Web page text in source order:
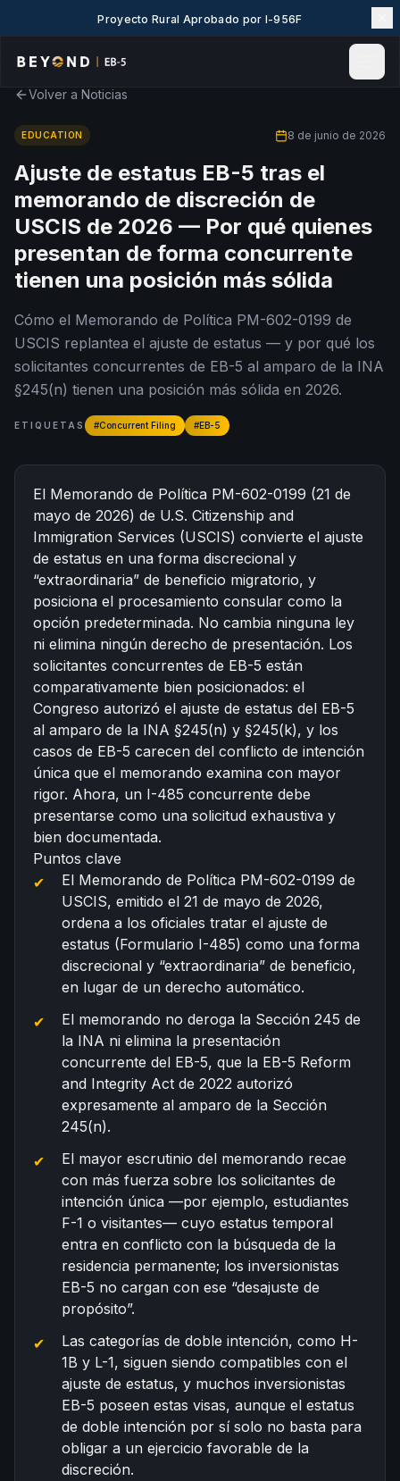
Proyecto Rural Aprobado por I-956F
Noticias e Insights
Eventos
Proyectos
Explorar EB-5
Contacto
LANGUAGE
English 简体中文
繁體中文 Tiếng Việt
한국어
Consulta gratis
Volver a Noticias
EDUCATION 8 de junio de 2026
Ajuste de estatus EB-5 tras el
memorando de discreción de
USCIS de 2026 — Por qué quienes
presentan de forma concurrente
tienen una posición más sólida
Cómo el Memorando de Política PM-602-0199 de
USCIS replantea el ajuste de estatus — y por qué los
solicitantes concurrentes de EB-5 al amparo de la INA
§245(n) tienen una posición más sólida en 2026.
ETIQUETAS #Concurrent Filing #EB-5
El Memorando de Política PM-602-0199 (21 de
mayo de 2026) de U.S. Citizenship and
Immigration Services (USCIS) convierte el ajuste
de estatus en una forma discrecional y
“extraordinaria” de beneficio migratorio, y
posiciona el procesamiento consular como la
opción predeterminada. No cambia ninguna ley
ni elimina ningún derecho de presentación. Los
solicitantes concurrentes de EB-5 están
comparativamente bien posicionados: el
Congreso autorizó el ajuste de estatus del EB-5
al amparo de la INA §245(n) y §245(k), y los
casos de EB-5 carecen del conflicto de intención
única que el memorando examina con mayor
rigor. Ahora, un I-485 concurrente debe
presentarse como una solicitud exhaustiva y
bien documentada.
Puntos clave
El Memorando de Política PM-602-0199 de
USCIS, emitido el 21 de mayo de 2026,
ordena a los oficiales tratar el ajuste de
estatus (Formulario I-485) como una forma
discrecional y “extraordinaria” de beneficio,
en lugar de un derecho automático.
El memorando no deroga la Sección 245 de
la INA ni elimina la presentación
concurrente del EB-5, que la EB-5 Reform
and Integrity Act de 2022 autorizó
expresamente al amparo de la Sección
245(n).
El mayor escrutinio del memorando recae
con más fuerza sobre los solicitantes de
intención única —por ejemplo, estudiantes
F-1 o visitantes— cuyo estatus temporal
entra en conflicto con la búsqueda de la
residencia permanente; los inversionistas
EB-5 no cargan con ese “desajuste de
propósito”.
Las categorías de doble intención, como H-
1B y L-1, siguen siendo compatibles con el
ajuste de estatus, y muchos inversionistas
EB-5 poseen estas visas, aunque el estatus
de doble intención por sí solo no basta para
obligar a un ejercicio favorable de la
discreción.